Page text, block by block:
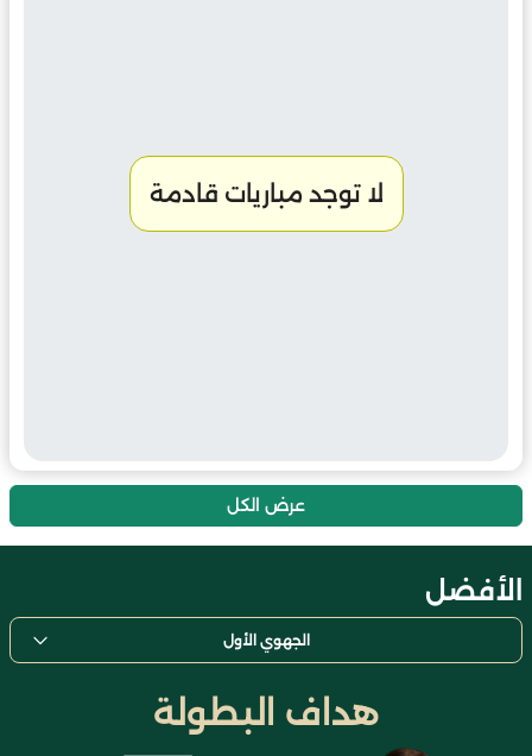
لا توجد مباريات قادمة
عرض الكل
الأفضل
الجهوي الأول
هداف البطولة